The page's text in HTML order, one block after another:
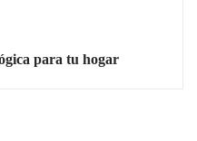
para tu hogar